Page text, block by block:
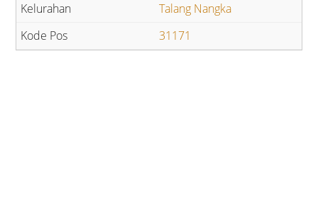
Talang Nangka
31171